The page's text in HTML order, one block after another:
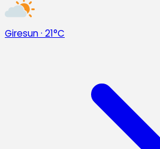
Giresun· 21°C